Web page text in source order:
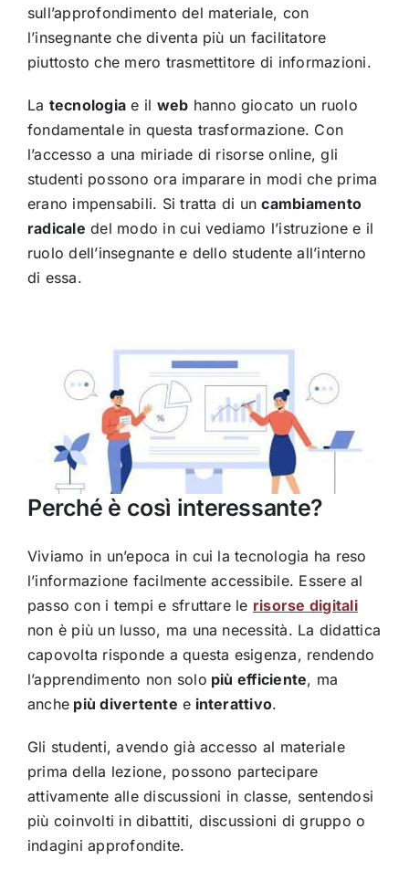
sull’approfondimento del materiale, con
l’insegnante che diventa più un facilitatore
piuttosto che mero trasmettitore di informazioni.
La tecnologia e il web hanno giocato un ruolo
fondamentale in questa trasformazione. Con
l’accesso a una miriade di risorse online, gli
studenti possono ora imparare in modi che prima
erano impensabili. Si tratta di uncambiamento
radicale del modo in cui vediamo l’istruzione e il
ruolo dell’insegnante e dello studente all’interno
di essa.
Perché è così interessante?
Viviamo in un’epoca in cui la tecnologia ha reso
l’informazione facilmente accessibile. Essere al
passo con i tempi e sfruttare le risorse digitali
non è più un lusso, ma una necessità. La didattica
capovolta risponde a questa esigenza, rendendo
l’apprendimento non solo più efficiente, ma
anche più divertente e interattivo.
Gli studenti, avendo già accesso al materiale
prima della lezione, possono partecipare
attivamente alle discussioni in classe, sentendosi
più coinvolti in dibattiti, discussioni di gruppo o
indagini approfondite.